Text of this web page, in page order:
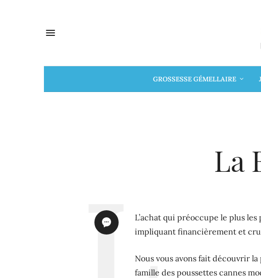
GROSSESSE GÉMELLAIRE
La
L’achat qui préoccupe le plus
impliquant financièrement et
Nous vous avons fait découvrir la
famille des poussettes cannes